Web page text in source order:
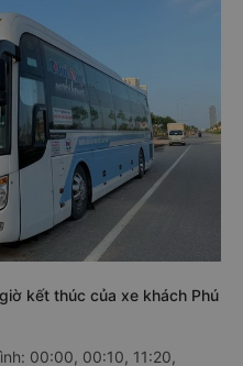
kết thúc của xe khách Phú
00:00, 00:10, 11:20,